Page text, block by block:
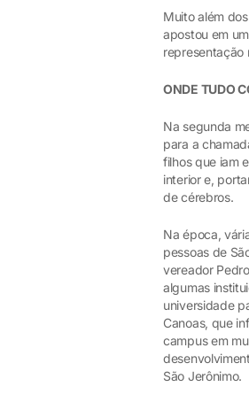
Muito além
apostou em
representação
ONDE TUDO
Na segunda
para a
filhos que iam
interior e,
de cérebros.
Na época,
pessoas de
vereador
algumas
universidade
Canoas, que
campus em
São Jerônimo.